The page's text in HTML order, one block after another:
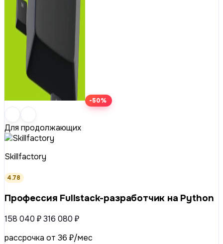
-50%
Для продолжающих
Skillfactory
4.78
Профессия Fullstack-разработчик на Python
158 040 ₽316 080 ₽
рассрочка от 36 ₽/мес